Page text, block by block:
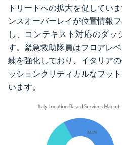
トリートへの拡大を促してい
ンスオーバーレイが位置情報
し、コンテキスト対応のダッ
す。緊急救助隊員はフロアレ
練を強化しており、イタリア
ッションクリティカルなフッ
います。